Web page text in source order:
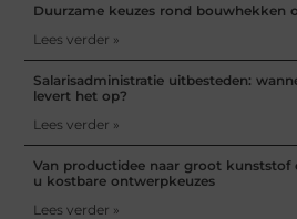
Duurzame keuzes rond bouwhekken
Lees verder »
Salarisadministratie uitbesteden:
levert het op?
Lees verder »
Van productidee naar groot kunststof
u kostbare ontwerpkeuzes
Lees verder »